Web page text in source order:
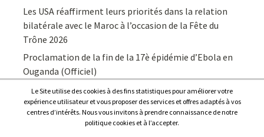
Les USA réaffirment leurs priorités dans la relation
bilatérale avec le Maroc à l’occasion de la Fête du
Trône 2026
Proclamation de la fin de la 17è épidémie d’Ebola en
Ouganda (Officiel)
Le Site utilise des cookies à des fins statistiques pour améliorer votre
expérience utilisateur et vous proposer des services et offres adaptés à vos
centres d’intérêts. Nous vous invitons à prendre connaissance de notre
politique cookies et à l’accepter.